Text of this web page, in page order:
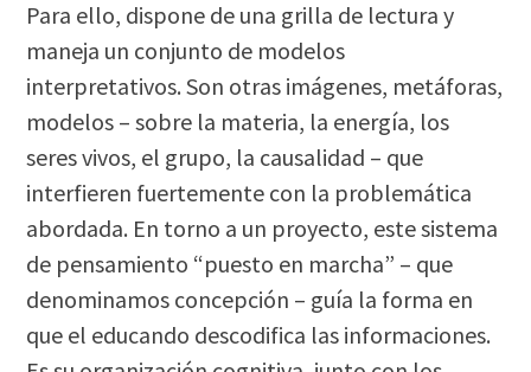
Para ello, dispone de una grilla de lectura y
maneja un conjunto de modelos
interpretativos. Son otras imágenes, metáforas,
modelos – sobre la materia, la energía, los
seres vivos, el grupo, la causalidad – que
interfieren fuertemente con la problemática
abordada. En torno a un proyecto, este sistema
de pensamiento “puesto en marcha” – que
denominamos concepción – guía la forma en
que el educando descodifica las informaciones.